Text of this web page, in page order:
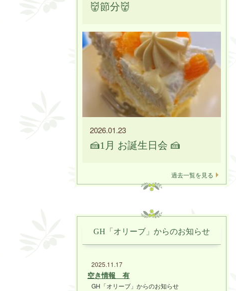
👹節分👹
🍰1月 お誕生日会 🍰
2026.01.23
過去一覧を見る
GH「オリーブ」からのお知らせ
2025.11.17
空き情報 有
GH「オリーブ」からのお知らせ